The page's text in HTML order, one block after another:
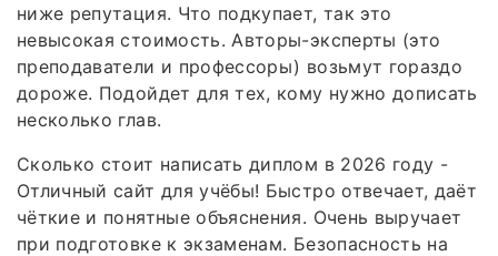
ниже репутация. Что подкупает, так это
невысокая стоимость. Авторы-эксперты (это
преподаватели и профессоры) возьмут гораздо
дороже. Подойдет для тех, кому нужно дописать
несколько глав.
Сколько стоит написать диплом в 2026 году -
Отличный сайт для учёбы! Быстро отвечает, даёт
чёткие и понятные объяснения. Очень выручает
при подготовке к экзаменам. Безопасность на